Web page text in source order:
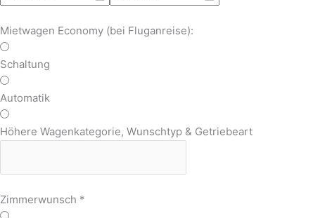
Mietwagen Economy (bei Fluganreise):
Schaltung
Automatik
Höhere Wagenkategorie, Wunschtyp & Getriebeart
Zimmerwunsch *